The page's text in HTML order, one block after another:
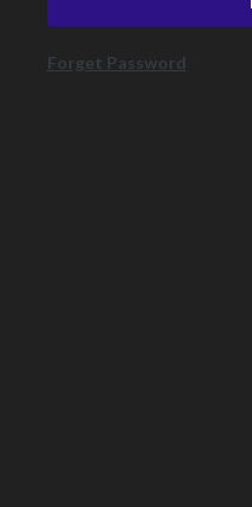
Forget Password